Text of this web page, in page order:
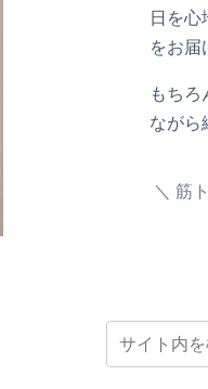
日を心
をお届
もちろ
ながら
筋